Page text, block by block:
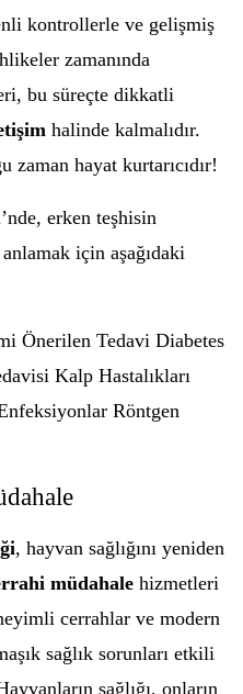
kontrollerle ve gelişmiş
zamanında
bu süreçte dikkatli
halinde kalmalıdır.
zaman hayat kurtarıcıdır!
erken teşhisin
için aşağıdaki
Önerilen Tedavi Diabetes
Kalp Hastalıkları
Röntgen
, hayvan sağlığını yeniden
müdahale hizmetleri
cerrahlar ve modern
sağlık sorunları etkili
sağlığı, onların